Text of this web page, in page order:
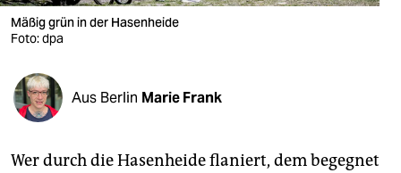
veranstaltungen
fragen & hilfe
unterstützen
abo
Mäßig grün in der Hasenheide
Foto: dpa
Aus Berlin Marie Frank
Wer durch die Hasenheide flaniert, dem begegnet